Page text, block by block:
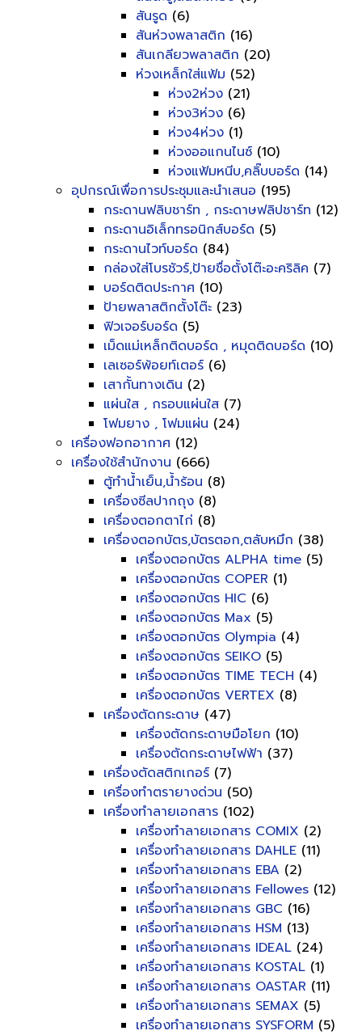
สันรูด (6)
สันห่วงพลาสติก (16)
สันเกลียวพลาสติก (20)
ห่วงเหล็กใส่แฟ้ม (52)
ห่วง2ห่วง (21)
ห่วง3ห่วง (6)
ห่วง4ห่วง (1)
ห่วงออแกนไนซ์ (10)
ห่วงแฟ้มหนีบ,คลิ๊บบอร์ด (14)
อุปกรณ์เพื่อการประชุมและนำเสนอ (195)
กระดานฟลิบชาร์ท , กระดาษฟลิปชาร์ท (12)
กระดานอิเล็กทรอนิกส์บอร์ด (5)
กระดานไวท์บอร์ด (84)
กล่องใส่โบรชัวร์,ป้ายชื่อตั้งโต๊ะอะคริลิค (7)
บอร์ดติดประกาศ (10)
ป้ายพลาสติกตั้งโต๊ะ (23)
ฟิวเจอร์บอร์ด (5)
เม็ดแม่เหล็กติดบอร์ด , หมุดติดบอร์ด (10)
เลเซอร์พ้อยท์เตอร์ (6)
เสากั้นทางเดิน (2)
แผ่นใส , กรอบแผ่นใส (7)
โฟมยาง , โฟมแผ่น (24)
เครื่องฟอกอากาศ (12)
เครื่องใช้สำนักงาน (666)
ตู้ทำน้ำเย็น,น้ำร้อน (8)
เครื่องซีลปากถุง (8)
เครื่องตอกตาไก่ (8)
เครื่องตอกบัตร,บัตรตอก,ตลับหมึก (38)
เครื่องตอกบัตร ALPHA time (5)
เครื่องตอกบัตร COPER (1)
เครื่องตอกบัตร HIC (6)
เครื่องตอกบัตร Max (5)
เครื่องตอกบัตร Olympia (4)
เครื่องตอกบัตร SEIKO (5)
เครื่องตอกบัตร TIME TECH (4)
เครื่องตอกบัตร VERTEX (8)
เครื่องตัดกระดาษ (47)
เครื่องตัดกระดาษมือโยก (10)
เครื่องตัดกระดาษไฟฟ้า (37)
เครื่องตัดสติกเกอร์ (7)
เครื่องทำตรายางด่วน (50)
เครื่องทำลายเอกสาร (102)
เครื่องทำลายเอกสาร COMIX (2)
เครื่องทำลายเอกสาร DAHLE (11)
เครื่องทำลายเอกสาร EBA (2)
เครื่องทำลายเอกสาร Fellowes (12)
เครื่องทำลายเอกสาร GBC (16)
เครื่องทำลายเอกสาร HSM (13)
เครื่องทำลายเอกสาร IDEAL (24)
เครื่องทำลายเอกสาร KOSTAL (1)
เครื่องทำลายเอกสาร OASTAR (11)
เครื่องทำลายเอกสาร SEMAX (5)
เครื่องทำลายเอกสาร SYSFORM (5)